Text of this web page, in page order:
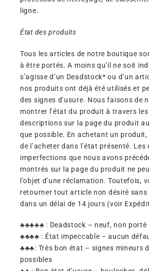
ligne.
État des produits
Tous les articles de notre boutique
à être portés. A moins qu’il ne soit
s’agisse d’un Deadstock* ou d’un
nos produits ont déjà été utilisés et
des signes d’usure. Nous faisons de
montrer l’état du produit à travers
descriptions sur la page du produit
que possible. En achetant un
de l’acheter dans l’état présenté.
imperfections que nous avons
montrés sur la page du produit ne
l’objet d’une réclamation. Toutefois,
retourner tout article non désiré
dans un délai de 14 jours (voir
♣♣♣♣♣ : Deadstock – neuf, non porté
♣♣♣♣ : État impeccable – aucun
♣♣♣: Très bon état – signes mineurs
possibles